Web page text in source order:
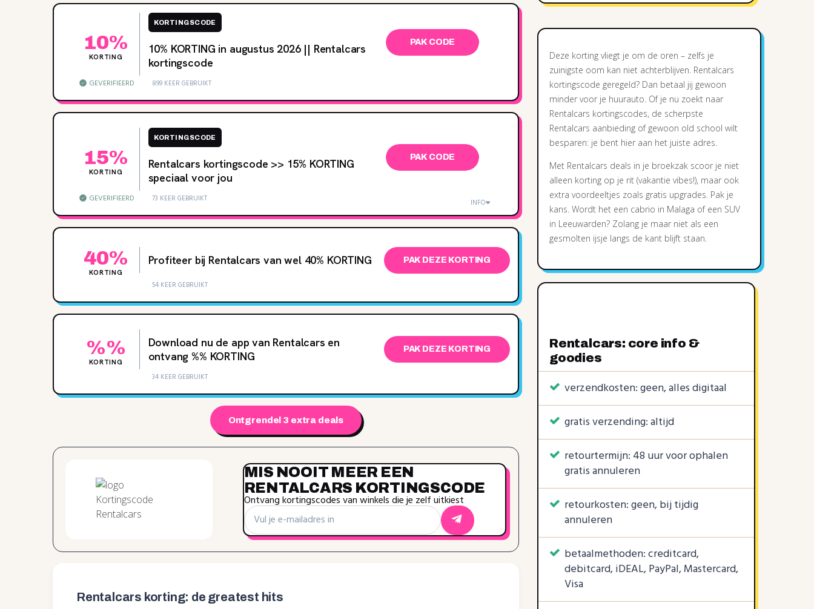
10%
KORTING
KORTINGSCODE
10% KORTING in augustus 2026 || Rentalcars
kortingscode
PAK CODE
GEVERIFIEERD 899 KEER GEBRUIKT
15%
KORTING
KORTINGSCODE
Rentalcars kortingscode >> 15% KORTING
speciaal voor jou
PAK CODE
GEVERIFIEERD 73 KEER GEBRUIKT INFO
40%
KORTING
Profiteer bij Rentalcars van wel 40% KORTING PAK DEZE KORTING
54 KEER GEBRUIKT
%%
KORTING
Download nu de app van Rentalcars en
ontvang ‌%‌% KORTING
PAK DEZE KORTING
34 KEER GEBRUIKT
Ontgrendel 3 extra deals
MIS NOOIT MEER EEN
RENTALCARS KORTINGSCODE
Ontvang kortingscodes van winkels die je zelf uitkiest
Rentalcars korting: de greatest hits
Deze korting vliegt je om de oren – zelfs je
zuinigste oom kan niet achterblijven. Rentalcars
kortingscode geregeld? Dan betaal jij gewoon
minder voor je huurauto. Of je nu zoekt naar
Rentalcars kortingscodes, de scherpste
Rentalcars aanbieding of gewoon old school wilt
besparen: je bent hier aan het juiste adres.
Met Rentalcars deals in je broekzak scoor je niet
alleen korting op je rit (vakantie vibes!), maar ook
extra voordeeltjes zoals gratis upgrades. Pak je
kans. Wordt het een cabrio in Malaga of een SUV
in Leeuwarden? Zolang je maar niet als een
gesmolten ijsje langs de kant blijft staan.
Rentalcars: core info &
goodies
verzendkosten: geen, alles digitaal
gratis verzending: altijd
retourtermijn: 48 uur voor ophalen
gratis annuleren
retourkosten: geen, bij tijdig
annuleren
betaalmethoden: creditcard,
debitcard, iDEAL, PayPal, Mastercard,
Visa